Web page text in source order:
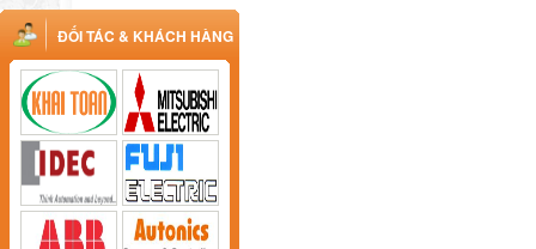
ĐỐI TÁC & KHÁCH HÀNG